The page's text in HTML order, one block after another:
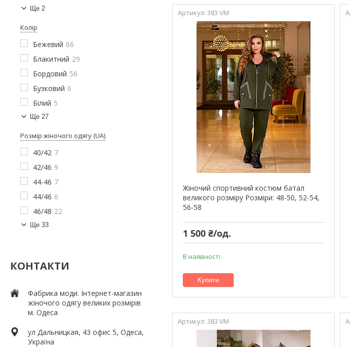
Ще 2
Колір
Бежевий 66
Блакитний 29
Бордовий 56
Бузковий 6
Білий 5
Ще 27
Розмір жіночого одягу (UA)
40/42 7
42/46 9
44-46 7
44/46 6
46/48 22
Ще 33
КОНТАКТИ
Фабрика моди. Інтернет-магазин
жіночого одягу великих розмірів
м. Одеса
ул Дальницкая, 43 офис 5, Одеса,
Україна
383 VM
Жіночий спортивний костюм батал
великого розміру Розміри: 48-50, 52-54,
56-58
1 500 ₴/од.
В наявності
Купити
383 VM